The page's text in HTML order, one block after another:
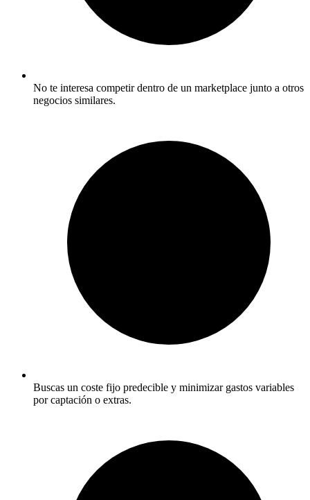
No te interesa competir dentro de un marketplace junto a otros
negocios similares.
Buscas un coste fijo predecible y minimizar gastos variables
por captación o extras.